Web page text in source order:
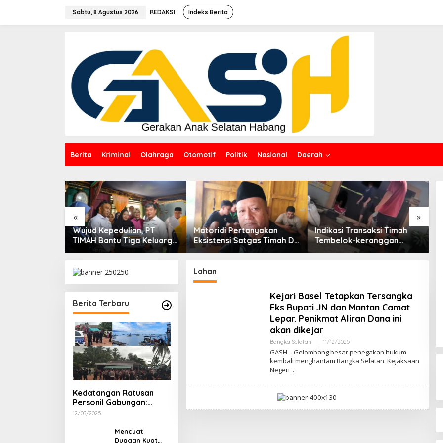
Sabtu, 8 Agustus 2026 REDAKSI Indeks Berita
Berita Kriminal Olahraga Otomotif Politik Nasional Daerah
« »
Wujud Kepedulian, PT
TIMAH Bantu Tiga Keluarga
Miliki Rumah Layak Huni
Matoridi Pertanyakan
Eksistensi Satgas Timah Di
Bangka Belitung
Indikasi Transaksi Timah
Tembelok-keranggan
Menguat di Rumah Coku
Aksi Demo
Timah di
Menggema,
Dorong
Berita Terbaru
Kedatangan Ratusan
Personil Gabungan:
Aktifitas Ponton ilegal
Sepi Dalam Sekejap
12/03/2025
Mencuat
Dugaan Kuat
Lahan
Kejari Basel Tetapkan Tersangka
Eks Bupati JN dan Mantan Camat
Lepar. Penikmat Aliran Dana ini
akan dikejar
Bangka Selatan 11/12/2025Oleh
GASH – Gelombang besar penegakan hukum
kembali menghantam Bangka Selatan. Kejaksaan
Negeri